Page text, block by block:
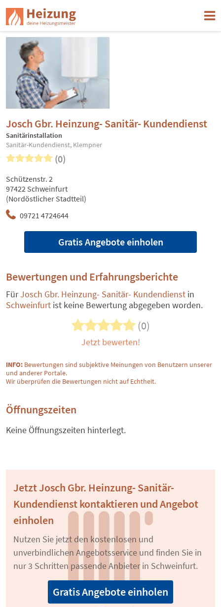
Josch Gbr. Heinzung- Sanitär- Kundendienst
Sanitärinstallation
Sanitär-Kundendienst, Klempner
(0)
09721 4724644
Schützenstr. 2
97422 Schweinfurt
(Nordöstlicher Stadtteil)
Gratis Angebote einholen
Bewertungen und Erfahrungsberichte
FürJosch Gbr. Heinzung- Sanitär- Kundendienst in
Schweinfurt ist keine Bewertung abgegeben worden.
(0)
Jetzt bewerten!
INFO: Bewertungen sind subjektive Meinungen von Benutzern unserer
und anderer Portale.
Wir überprüfen die Bewertungen nicht auf Echtheit.
Öffnungszeiten
Keine Öffnungszeiten hinterlegt.
Jetzt Josch Gbr. Heinzung- Sanitär-
Kundendienst kontaktieren und Angebot
einholen
Nutzen Sie jetzt den kostenlosen und
unverbindlichen Angebotsservice und finden Sie in
nur 3 Schritten passende Anbieter in Schweinfurt.
Gratis Angebote einholen